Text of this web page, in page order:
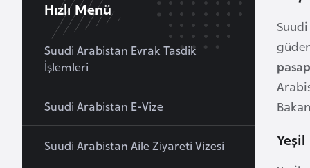
Hızlı Menü
Suudi Arabistan Evrak Tasdik
İşlemleri
Suudi Arabistan E-Vize
Suudi Arabistan Aile Ziyareti Vizesi
A
v
u
s
t
u
r
y